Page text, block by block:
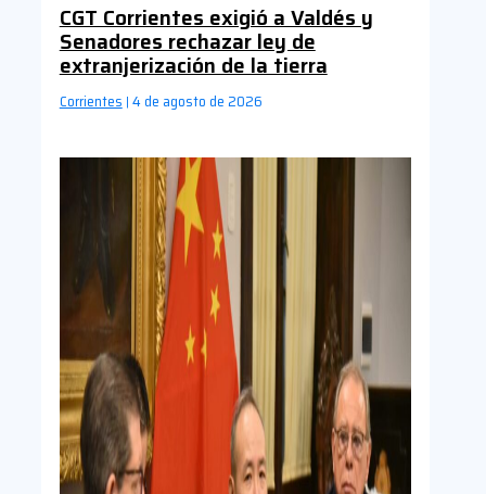
CGT Corrientes exigió a Valdés y
Senadores rechazar ley de
extranjerización de la tierra
Corrientes | 4 de agosto de 2026